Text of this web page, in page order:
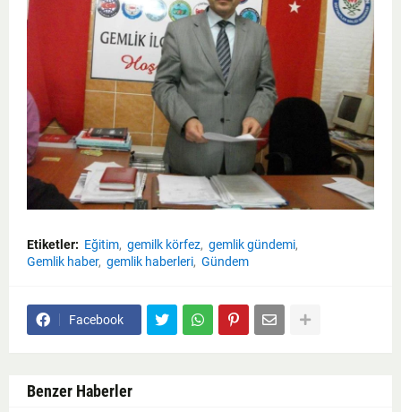
Etiketler: Eğitim gemilk körfez gemlik gündemi
Gemlik haber gemlik haberleri Gündem
Facebook
Benzer Haberler